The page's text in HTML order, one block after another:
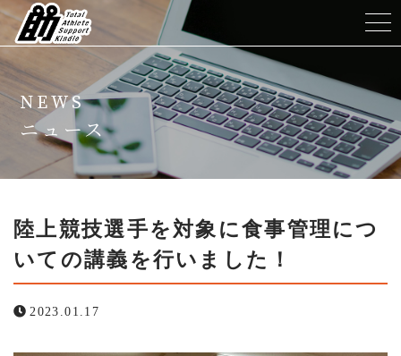
ホーム
TASKについて
メニュー
トレーナー紹介
よくある質問
ニュース
NEWS
ニュース
陸上競技選手を対象に食事管理につ
いての講義を行いました！
2023.01.17